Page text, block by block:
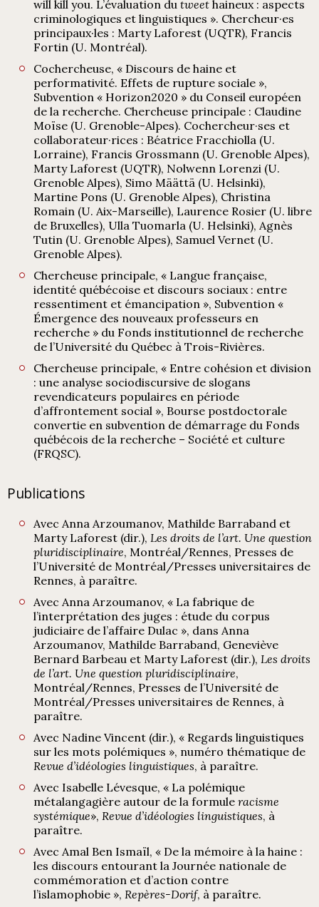
will kill you. L’évaluation du tweethaineux : aspects
criminologiques et linguistiques ». Chercheur·es
principaux·les : Marty Laforest (UQTR), Francis
Fortin (U. Montréal).
Cochercheuse, « Discours de haine et
performativité. Effets de rupture sociale »,
Subvention « Horizon2020 » du Conseil européen
de la recherche. Chercheuse principale : Claudine
Moïse (U. Grenoble-Alpes). Cochercheur·ses et
collaborateur·rices : Béatrice Fracchiolla (U.
Lorraine), Francis Grossmann (U. Grenoble Alpes),
Marty Laforest (UQTR), Nolwenn Lorenzi (U.
Grenoble Alpes), Simo Määttä (U. Helsinki),
Martine Pons (U. Grenoble Alpes), Christina
Romain (U. Aix-Marseille), Laurence Rosier (U. libre
de Bruxelles), Ulla Tuomarla (U. Helsinki), Agnès
Tutin (U. Grenoble Alpes), Samuel Vernet (U.
Grenoble Alpes).
Chercheuse principale, « Langue française,
identité québécoise et discours sociaux : entre
ressentiment et émancipation », Subvention «
Émergence des nouveaux professeurs en
recherche » du Fonds institutionnel de recherche
de l’Université du Québec à Trois-Rivières.
Chercheuse principale, « Entre cohésion et division
: une analyse sociodiscursive de slogans
revendicateurs populaires en période
d’affrontement social », Bourse postdoctorale
convertie en subvention de démarrage du Fonds
québécois de la recherche – Société et culture
(FRQSC).
Publications
Avec Anna Arzoumanov, Mathilde Barraband et
Marty Laforest (dir.), Les droits de l’art. Une question
pluridisciplinaire, Montréal/Rennes, Presses de
l’Université de Montréal/Presses universitaires de
Rennes, à paraître.
Avec Anna Arzoumanov, « La fabrique de
l’interprétation des juges : étude du corpus
judiciaire de l’affaire Dulac », dans Anna
Arzoumanov, Mathilde Barraband, Geneviève
Bernard Barbeau et Marty Laforest (dir.), Les droits
de l’art. Une question pluridisciplinaire,
Montréal/Rennes, Presses de l’Université de
Montréal/Presses universitaires de Rennes, à
paraître.
Avec Nadine Vincent (dir.), « Regards linguistiques
sur les mots polémiques », numéro thématique de
Revue d’idéologies linguistiques, à paraître.
Avec Isabelle Lévesque, « La polémique
métalangagière autour de la formule racisme
systémique», Revue d’idéologies linguistiques, à
paraître.
Avec Amal Ben Ismaïl, « De la mémoire à la haine :
les discours entourant la Journée nationale de
commémoration et d’action contre
l’islamophobie », Repères-Dorif, à paraître.